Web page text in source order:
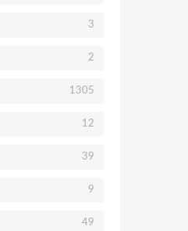
3
2
1305
12
39
9
49